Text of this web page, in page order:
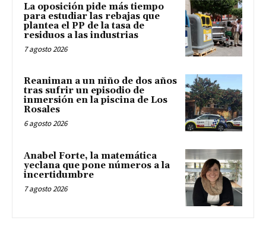
La oposición pide más tiempo
para estudiar las rebajas que
plantea el PP de la tasa de
residuos a las industrias
7 agosto 2026
Reaniman a un niño de dos años
tras sufrir un episodio de
inmersión en la piscina de Los
Rosales
6 agosto 2026
Anabel Forte, la matemática
yeclana que pone números a la
incertidumbre
7 agosto 2026